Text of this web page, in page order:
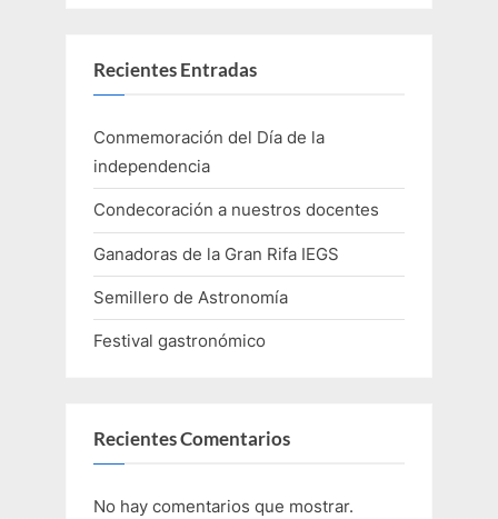
Recientes Entradas
Conmemoración del Día de la
independencia
Condecoración a nuestros docentes
Ganadoras de la Gran Rifa IEGS
Semillero de Astronomía
Festival gastronómico
Recientes Comentarios
No hay comentarios que mostrar.